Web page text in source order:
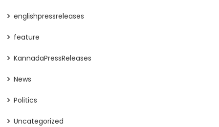
englishpressreleases
feature
KannadaPressReleases
News
Politics
Uncategorized